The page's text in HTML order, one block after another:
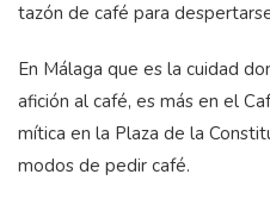
tazón de café para
En Málaga que es la cuidad
afición al café, es más en el
mítica en la Plaza de la
modos de pedir café.